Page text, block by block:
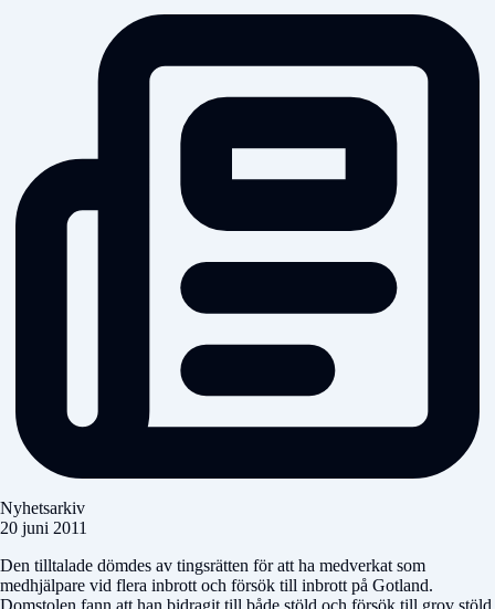
Nyhetsarkiv
20 juni 2011
Den tilltalade dömdes av tingsrätten för att ha medverkat som
medhjälpare vid flera inbrott och försök till inbrott på Gotland.